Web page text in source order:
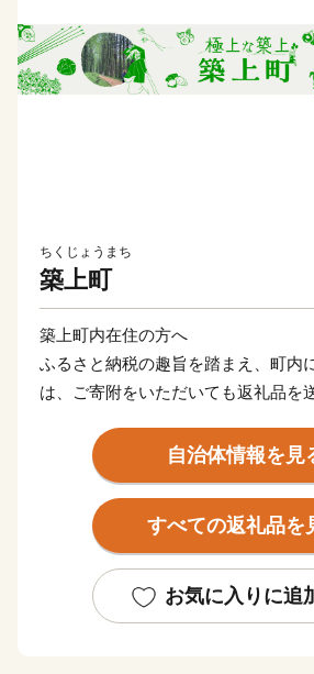
ちくじょうまち
築上町
築上町内在住の方へ
ふるさと納税の趣旨を踏まえ、町内
は、ご寄附をいただいても返礼品を
築上町は、福岡県東部の人口約1万5
大分県に隣接し、国定公園に指定さ
め山間部が広がります。そこを源と
瀬戸内海型の比較的温暖な気候で、
ない地域です。町の北部に主要道路
自治体情報を見
すべての返礼品を
お気に入りに追